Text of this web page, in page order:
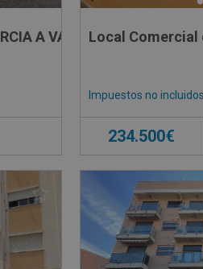
A VALENCIAN, SN
Local Comercial
Impuestos no incluidos
234.500€